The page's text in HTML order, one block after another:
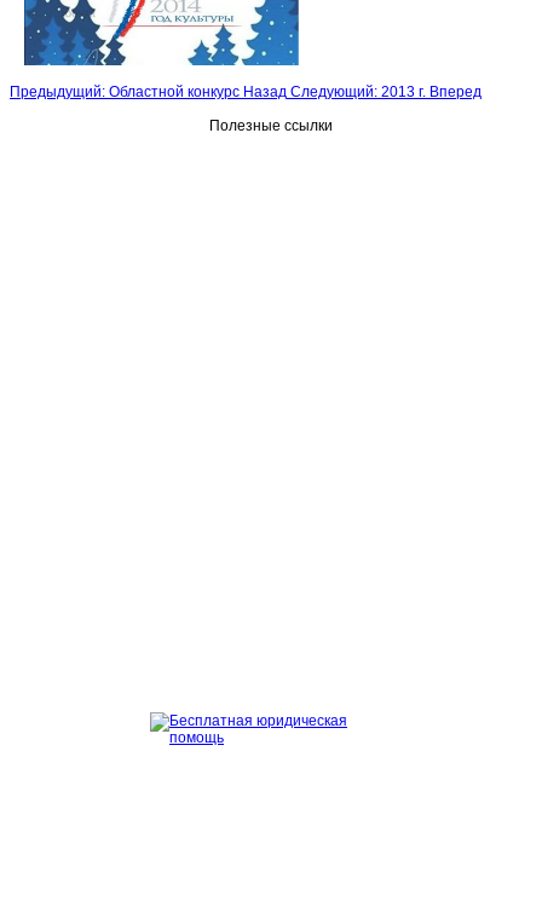
Предыдущий: Областной конкурс Назад Следующий: 2013 г. Вперед
Полезные ссылки